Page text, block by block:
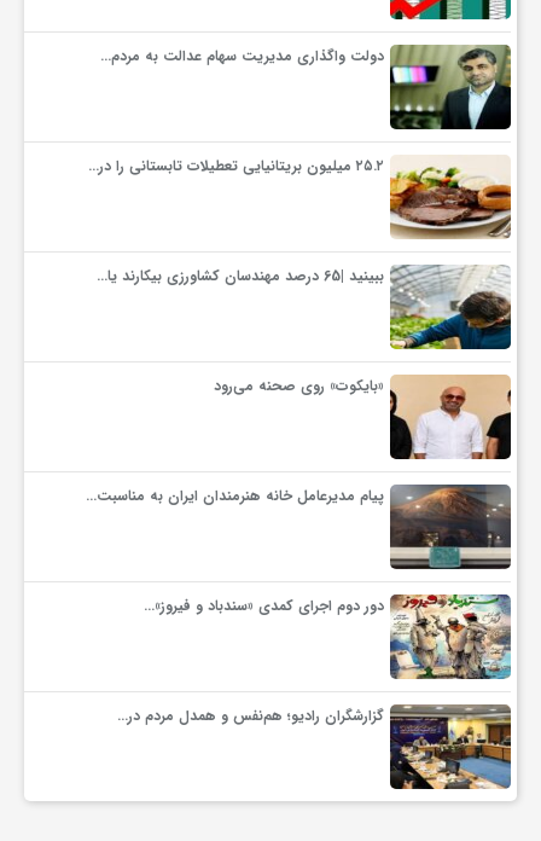
دولت واگذاری مدیریت سهام عدالت به مردم…
۲۵.۲ میلیون بریتانیایی تعطیلات تابستانی را در…
ببینید |65 درصد مهندسان کشاورزی بیکارند یا…
«بایکوت» روی صحنه می‌رود
پیام مدیرعامل خانه هنرمندان ایران به مناسبت…
دور دوم اجرای کمدی «سندباد و فیروز»…
گزارشگران رادیو؛ هم‌نفس و همدل مردم در…